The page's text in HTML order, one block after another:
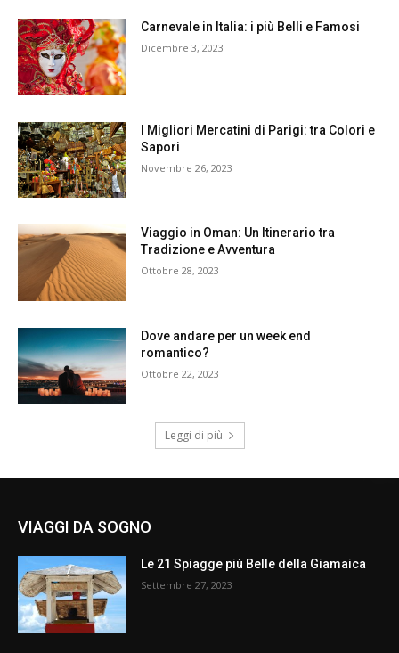
Carnevale in Italia: i più Belli e Famosi
Dicembre 3, 2023
I Migliori Mercatini di Parigi: tra Colori e
Sapori
Novembre 26, 2023
Viaggio in Oman: Un Itinerario tra
Tradizione e Avventura
Ottobre 28, 2023
Dove andare per un week end
romantico?
Ottobre 22, 2023
Leggi di più
VIAGGI DA SOGNO
Le 21 Spiagge più Belle della Giamaica
Settembre 27, 2023